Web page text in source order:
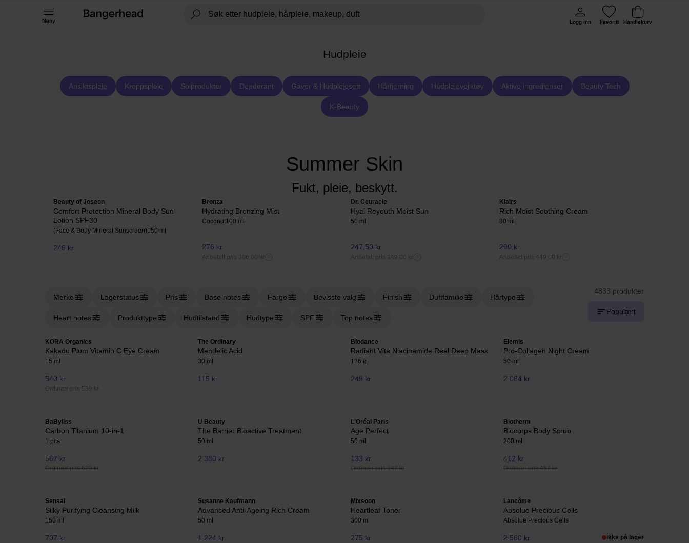
Meny Logg inn Favoritt Handlekurv
Hudpleie
Ansiktspleie Kroppspleie Solprodukter Deodorant Gaver & Hudpleiesett Hårfjerning Hudpleieverktøy Aktive ingredienser Beauty Tech
K-Beauty
Summer Skin
Fukt, pleie, beskytt.
Beauty of Joseon
Comfort Protection Mineral Body Sun
Lotion SPF30
(Face & Body Mineral Sunscreen)150 ml
249 kr
Bronza
Hydrating Bronzing Mist
Coconut100 ml
276 kr
Anbefalt pris 306,00 kr
Dr. Ceuracle
Hyal Reyouth Moist Sun
50 ml
247,50 kr
Anbefalt pris 349,00 kr
Klairs
Rich Moist Soothing Cream
80 ml
290 kr
Anbefalt pris 449,00 kr
Merke Lagerstatus Pris Base notes Farge Bevisste valg Finish Duftfamilie Hårtype
Heart notes Produkttype Hudtilstand Hudtype SPF Top notes
4833 produkter
Populært
KORA Organics
Kakadu Plum Vitamin C Eye Cream
15 ml
540 kr
Ordinær pris 599 kr
The Ordinary
Mandelic Acid
30 ml
115 kr
Biodance
Radiant Vita Niacinamide Real Deep Mask
136 g
249 kr
Elemis
Pro-Collagen Night Cream
50 ml
2 084 kr
BaByliss
Carbon Titanium 10-in-1
1 pcs
567 kr
Ordinær pris 629 kr
U Beauty
The Barrier Bioactive Treatment
50 ml
2 380 kr
L'Oréal Paris
Age Perfect
50 ml
133 kr
Ordinær pris 147 kr
Biotherm
Biocorps Body Scrub
200 ml
412 kr
Ordinær pris 457 kr
Sensai
Silky Purifying Cleansing Milk
150 ml
707 kr
Susanne Kaufmann
Advanced Anti-Ageing Rich Cream
50 ml
1 224 kr
Mixsoon
Heartleaf Toner
300 ml
275 kr
Lancôme
Absolue Precious Cells
Absolue Precious Cells
2 560 kr Ikke på lager